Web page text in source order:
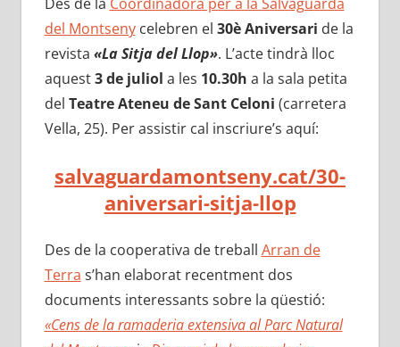
del Montsenycelebren el 30è Aniversari de la
revista «La Sitja del Llop». L’acte tindrà lloc
aquest3 de juliol a les 10.30h a la sala petita
del Teatre Ateneu de Sant Celoni (carretera
Vella, 25). Per assistir cal inscriure’s aquí:
salvaguardamontseny.cat/30-
aniversari-sitja-llop
Des de la cooperativa de treball Arran de
Terra s’han elaborat recentment dos
documents interessants sobre la qüestió:
«Cens de la ramaderia extensiva al Parc Natural